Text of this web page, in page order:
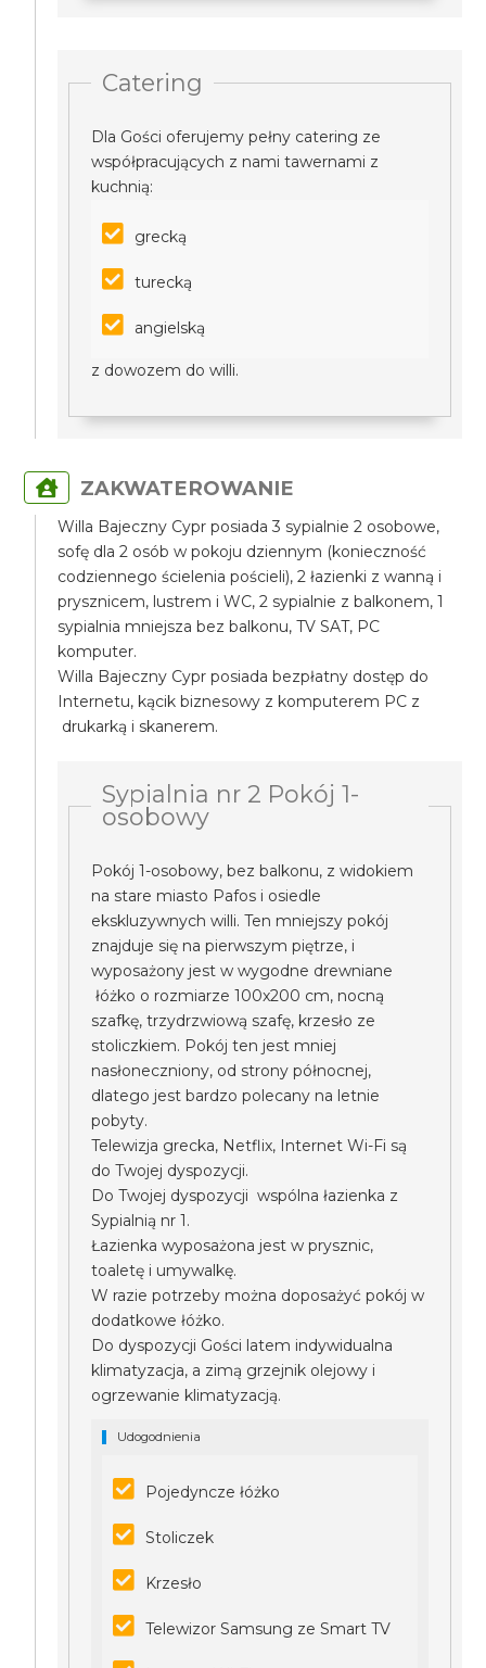
Catering
Dla Gości oferujemy pełny catering ze
współpracujących z nami tawernami z
kuchnią:
grecką
turecką
angielską
z dowozem do willi.
ZAKWATEROWANIE
Willa Bajeczny Cypr posiada 3 sypialnie 2 osobowe,
sofę dla 2 osób w pokoju dziennym (konieczność
codziennego ścielenia pościeli), 2 łazienki z wanną i
prysznicem, lustrem i WC, 2 sypialnie z balkonem, 1
sypialnia mniejsza bez balkonu, TV SAT, PC
komputer.
Willa Bajeczny Cypr posiada bezpłatny dostęp do
Internetu, kącik biznesowy z komputerem PC z
drukarką i skanerem.
Sypialnia nr 2 Pokój 1-
osobowy
Pokój 1-osobowy, bez balkonu, z widokiem
na stare miasto Pafos i osiedle
ekskluzywnych willi. Ten mniejszy pokój
znajduje się na pierwszym piętrze, i
wyposażony jest w wygodne drewniane
łóżko o rozmiarze 100x200 cm, nocną
szafkę, trzydrzwiową szafę, krzesło ze
stoliczkiem. Pokój ten jest mniej
nasłoneczniony, od strony północnej,
dlatego jest bardzo polecany na letnie
pobyty.
Telewizja grecka, Netflix, Internet Wi-Fi są
do Twojej dyspozycji.
Do Twojej dyspozycji wspólna łazienka z
Sypialnią nr 1.
Łazienka wyposażona jest w prysznic,
toaletę i umywalkę.
W razie potrzeby można doposażyć pokój w
dodatkowe łóżko.
Do dyspozycji Gości latem indywidualna
klimatyzacja, a zimą grzejnik olejowy i
ogrzewanie klimatyzacją.
Udogodnienia
Pojedyncze łóżko
Stoliczek
Krzesło
Telewizor Samsung ze Smart TV